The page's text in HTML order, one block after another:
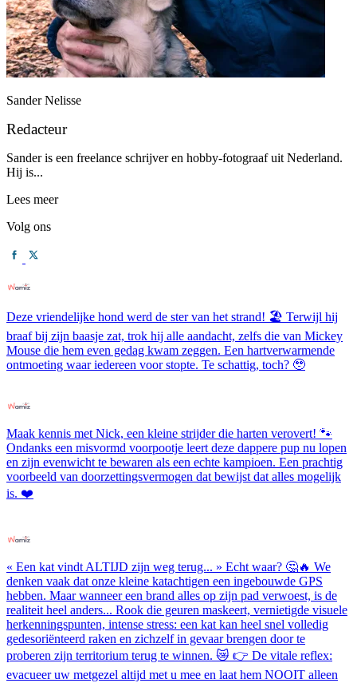
Sander Nelisse
Redacteur
Sander is een freelance schrijver en hobby-fotograaf uit Nederland.
Hij is...
Lees meer
Volg ons
Deze vriendelijke hond werd de ster van het strand! 🏖️ Terwijl hij
braaf bij zijn baasje zat, trok hij alle aandacht, zelfs die van Mickey
Mouse die hem even gedag kwam zeggen. Een hartverwarmende
ontmoeting waar iedereen voor stopte. Te schattig, toch? 🥹
Maak kennis met Nick, een kleine strijder die harten verovert! 🐾
Ondanks een misvormd voorpootje leert deze dappere pup nu lopen
en zijn evenwicht te bewaren als een echte kampioen. Een prachtig
voorbeeld van doorzettingsvermogen dat bewijst dat alles mogelijk
is. ❤️
« Een kat vindt ALTIJD zijn weg terug... » Echt waar? 🤔🔥 We
denken vaak dat onze kleine katachtigen een ingebouwde GPS
hebben. Maar wanneer een brand alles op zijn pad verwoest, is de
realiteit heel anders... Rook die geuren maskeert, vernietigde visuele
herkenningspunten, intense stress: een kat kan heel snel volledig
gedesoriënteerd raken en zichzelf in gevaar brengen door te
proberen zijn territorium terug te winnen. 😿 👉 De vitale reflex:
evacueer uw metgezel altijd met u mee en laat hem NOOIT alleen